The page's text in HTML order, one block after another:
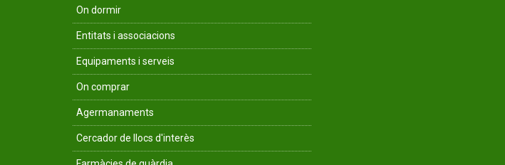
On dormir
Entitats i associacions
Equipaments i serveis
On comprar
Agermanaments
Cercador de llocs d'interès